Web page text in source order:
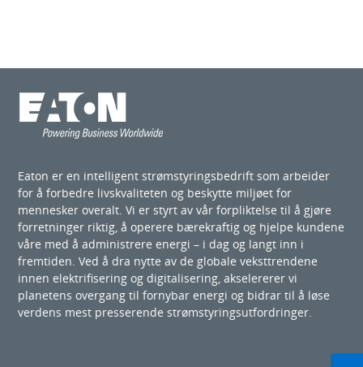
Eaton er en intelligent strømstyringsbedrift som arbeider
for å forbedre livskvaliteten og beskytte miljøet for
mennesker overalt. Vi er styrt av vår forpliktelse til å gjøre
forretninger riktig, å operere bærekraftig og hjelpe kundene
våre med å administrere energi – i dag og langt inn i
fremtiden. Ved å dra nytte av de globale veksttrendene
innen elektrifisering og digitalisering, akselererer vi
planetens overgang til fornybar energi og bidrar til å løse
verdens mest presserende strømstyringsutfordringer.